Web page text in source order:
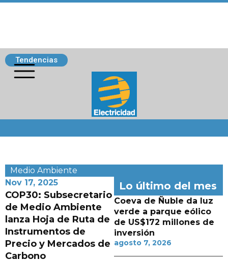
Tendencias
Medio Ambiente
Nov 17, 2025
COP30: Subsecretario
de Medio Ambiente
lanza Hoja de Ruta de
Instrumentos de
Precio y Mercados de
Carbono
Lo último del mes
Coeva de Ñuble da luz
verde a parque eólico
de US$172 millones de
inversión
agosto 7, 2026